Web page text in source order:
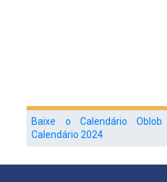
Baixe o Calendário Oblob
Calendário 2024